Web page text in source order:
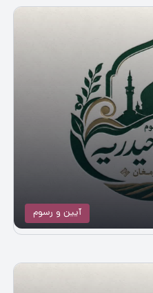
آيین و رسوم